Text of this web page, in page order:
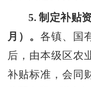
5.制定补贴
月）。各镇、
国
后，由本级 区农
补贴标准，会同